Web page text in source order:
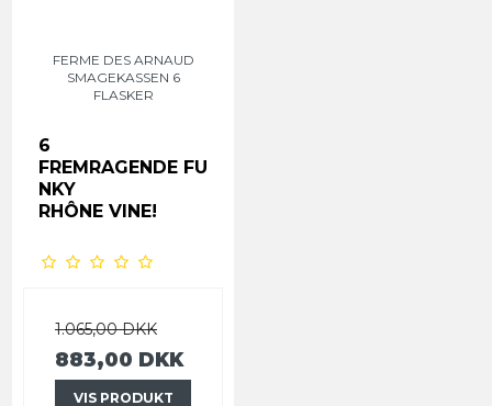
FERME DES ARNAUD
SMAGEKASSEN 6
FLASKER
6
FREMRAGENDE FU
NKY
RHÔNE VINE!
1.065,00 DKK
883,00 DKK
VIS PRODUKT